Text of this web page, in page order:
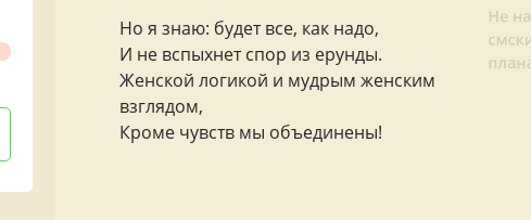
Но я знаю: будет все, как надо,
И не вспыхнет спор из ерунды.
Женской логикой и мудрым женским
взглядом,
Кроме чувств мы объединены!